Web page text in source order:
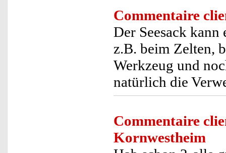
Commentaire
Der Seesack
z.B. beim Zelten,
Werkzeug und
natürlich die
Commentaire
Kornwestheim